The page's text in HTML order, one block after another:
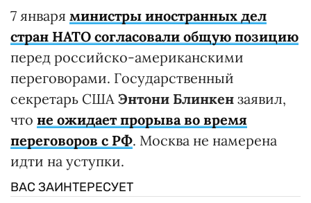
7 января министры иностранных дел
стран НАТО согласовали общую позицию
перед российско-американскими
переговорами. Государственный
секретарь США Энтони Блинкен заявил,
что не ожидает прорыва во время
переговоров с РФ. Москва не намерена
идти на уступки.
ВАС ЗАИНТЕРЕСУЕТ